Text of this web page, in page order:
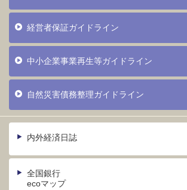
経営者保証ガイドライン
中小企業事業再生等ガイドライン
自然災害債務整理ガイドライン
内外経済日誌
全国銀行
ecoマップ